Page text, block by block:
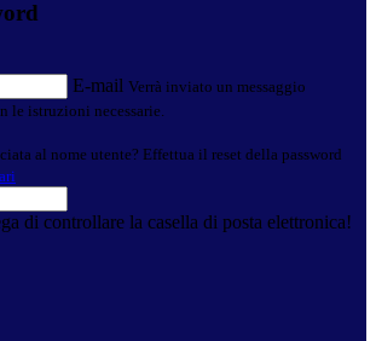
E-mail Verrà inviato un messaggio
istruzioni necessarie.
al nome utente? Effettua il reset della password
di controllare la casella di posta elettronica!